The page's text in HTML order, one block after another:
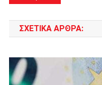
άρθρων
ΣΧΕΤΙΚΆ ΆΡΘΡΑ: